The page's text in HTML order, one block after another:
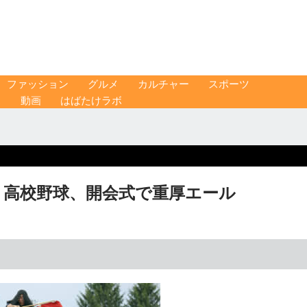
ファッション グルメ カルチャー
スポーツ
動画 はばたけラボ
校野球、開会式で重厚エール